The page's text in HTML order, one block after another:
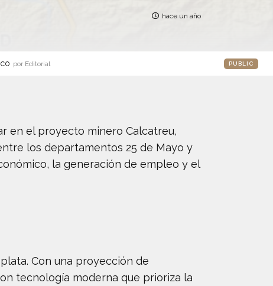
hace un año
por Editorial PUBLIC
en el proyecto minero Calcatreu,
los departamentos 25 de Mayo y
la generación de empleo y el
Con una proyección de
tecnología moderna que prioriza la